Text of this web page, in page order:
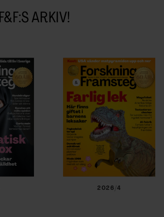
nyhetsbrev
PÅ VETENSKAP
på Forskning &
fof.se E-tidning
• Nyhetsbrev •
evenemang
i dag!
ARKIV!
2026/4